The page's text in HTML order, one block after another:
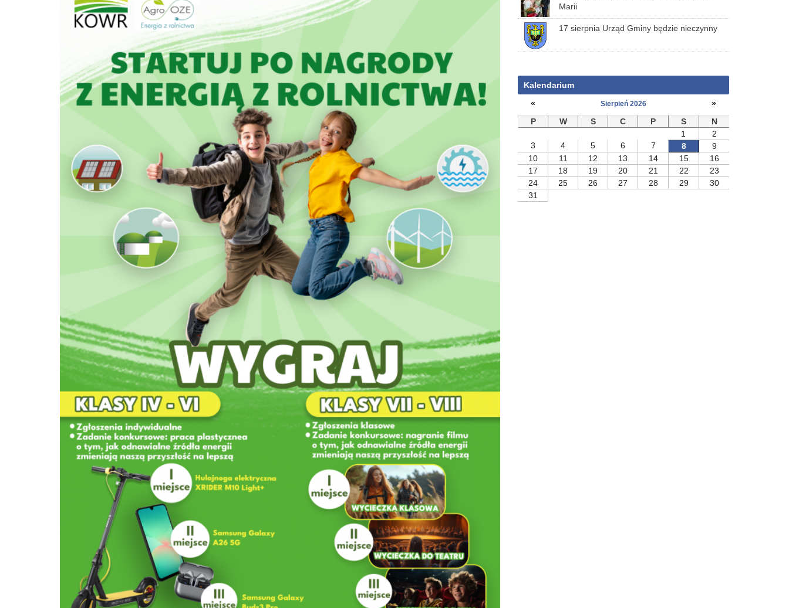
Marii
17 sierpnia Urząd Gminy będzie nieczynny
Kalendarium
«
Sierpień 2026
»
P
W S C P S
N
1
2
3
4 5 6 7 8
9
10
11 12 13 14 15
16
17
18 19 20 21 22
23
24
25 26 27 28 29
30
31